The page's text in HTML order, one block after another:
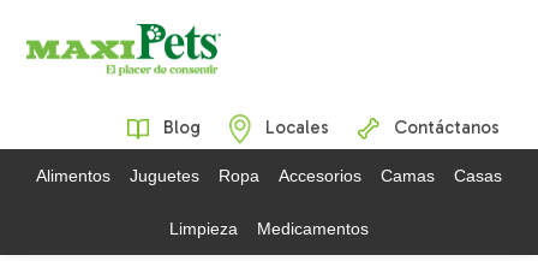
Blog Locales Contáctanos
Alimentos Juguetes Ropa Accesorios Camas Casas
Limpieza Medicamentos